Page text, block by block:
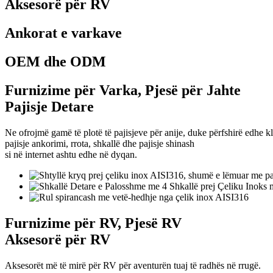
Aksesorë për RV
Ankorat e varkave
OEM dhe ODM
Furnizime për Varka, Pjesë për Jahte
Pajisje Detare
Ne ofrojmë gamë të plotë të pajisjeve për anije, duke përfshirë edhe
pajisje ankorimi, rrota, shkallë dhe pajisje shinash
si në internet ashtu edhe në dyqan.
Furnizime për RV, Pjesë RV
Aksesorë për RV
Aksesorët më të mirë për RV për aventurën tuaj të radhës në rrugë.